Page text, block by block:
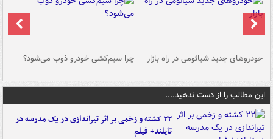
خودروهای جدید شیائومی در راه بازار چرا سیم‌کشی خودرو ذوب می‌شود؟
این مطالب را از دست ندهید....
۲۲ کشته و زخمی بر اثر تیراندازی در یک مدرسه در
تایلند+ فیلم